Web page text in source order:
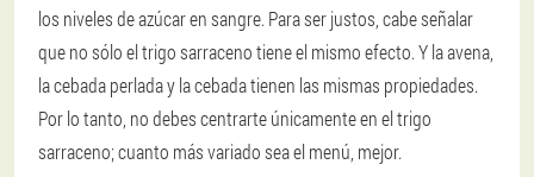
los niveles de azúcar en sangre. Para ser justos, cabe señalar
que no sólo el trigo sarraceno tiene el mismo efecto. Y la avena,
la cebada perlada y la cebada tienen las mismas propiedades.
Por lo tanto, no debes centrarte únicamente en el trigo
sarraceno; cuanto más variado sea el menú, mejor.